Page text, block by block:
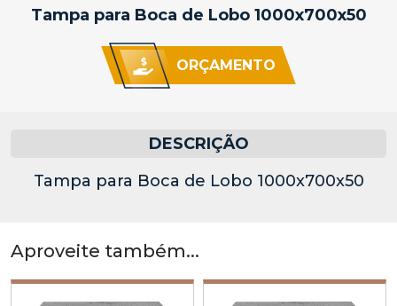
Tampa para Boca de Lobo 1000x700x50
ORÇAMENTO
DESCRIÇÃO
Tampa para Boca de Lobo 1000x700x50
Aproveite também...